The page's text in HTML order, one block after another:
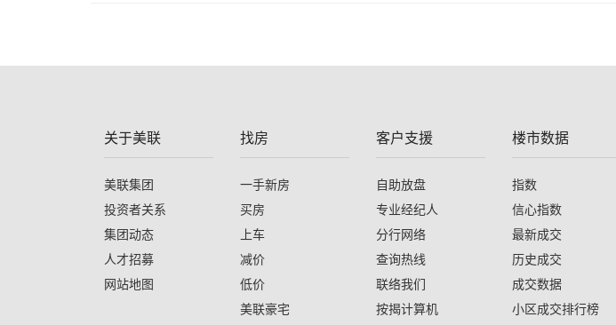
关于美联
美联集团
投资者关系
集团动态
人才招募
网站地图
找房
一手新房
买房
上车
减价
低价
美联豪宅
客户支援
自助放盘
专业经纪人
分行网络
查询热线
联络我们
按揭计算机
楼市数据
指数
信心指数
最新成交
历史成交
成交数据
小区成交排行榜